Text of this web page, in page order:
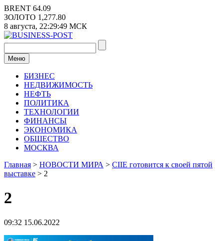
Перейти
к
содержимому
BRENT 64.09
ЗОЛОТО 1,277.80
8 августа, 22:29:49 МСК
Меню
БИЗНЕС
НЕДВИЖИМОСТЬ
НЕФТЬ
ПОЛИТИКА
ТЕХНОЛОГИИ
ФИНАНСЫ
ЭКОНОМИКА
ОБЩЕСТВО
МОСКВА
Главная > НОВОСТИ МИРА > CIIE готовится к своей пятой
выставке > 2
2
09:32 15.06.2022